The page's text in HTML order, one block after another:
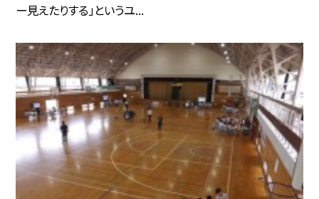
ー見えたりする」というユ...